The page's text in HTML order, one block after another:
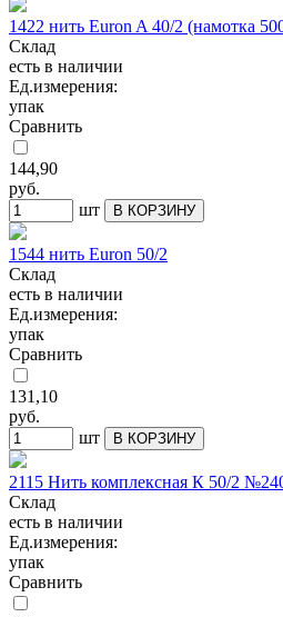
1422 нить Euron A 40/2 (намотка
Склад
есть в наличии
Ед.измерения:
упак
Сравнить
144,90
руб.
шт
В КОРЗИНУ
1544 нить Euron 50/2
Склад
есть в наличии
Ед.измерения:
упак
Сравнить
131,10
руб.
шт
В КОРЗИНУ
2115 Нить комплексная К 50/2
Склад
есть в наличии
Ед.измерения:
упак
Сравнить